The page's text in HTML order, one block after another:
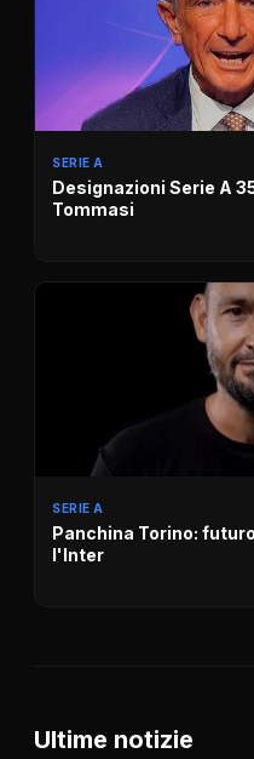
SERIE A
Designazioni Serie A
Tommasi
SERIE A
Panchina Torino:
l'Inter
Ultime notizie